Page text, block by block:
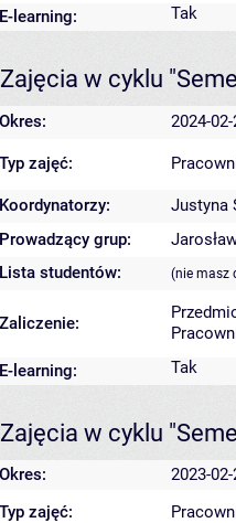
E-learning: Tak
Zajęcia w cyklu
Okres: 2024-
Typ zajęć:
Koordynatorzy:
Justyna
Prowadzący grup:
Lista studentów:
(nie masz
Zaliczenie:
E-learning:
Tak
Zajęcia w cyklu
Okres:
2023-
Typ zajęć: